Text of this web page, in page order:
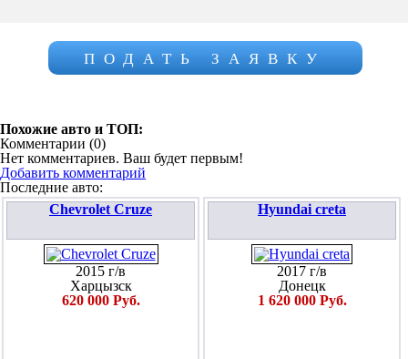
ПОДАТЬ ЗАЯВКУ
Похожие авто и ТОП:
Комментарии (0)
Нет комментариев. Ваш будет первым!
Добавить комментарий
Последние авто:
Chevrolet Cruze
2015 г/в
Харцызск
620 000 Руб.
Hyundai creta
2017 г/в
Донецк
1 620 000 Руб.